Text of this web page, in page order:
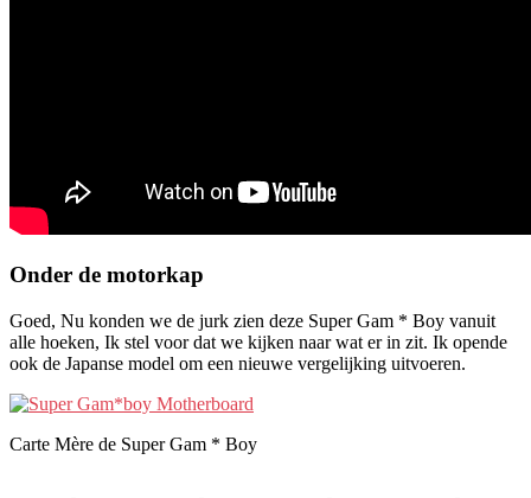
Onder de motorkap
Goed, Nu konden we de jurk zien deze Super Gam * Boy vanuit
alle hoeken, Ik stel voor dat we kijken naar wat er in zit. Ik opende
ook de Japanse model om een ​​nieuwe vergelijking uitvoeren.
Carte Mère de Super Gam * Boy